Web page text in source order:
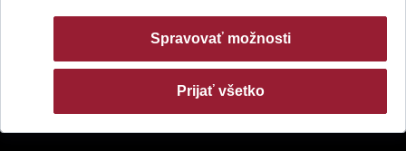
Spravovať možnosti
Prijať všetko